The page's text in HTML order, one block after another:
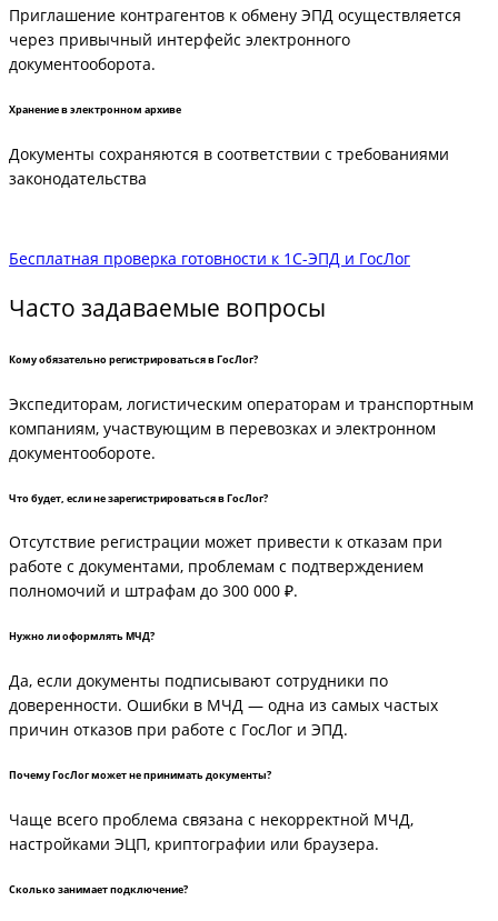
Приглашение контрагентов к обмену ЭПД осуществляется
через привычный интерфейс электронного
документооборота.
Хранение в электронном архиве
Документы сохраняются в соответствии с требованиями
законодательства
Бесплатная проверка готовности к 1С-ЭПД и ГосЛог
Часто задаваемые вопросы
Кому обязательно регистрироваться в ГосЛог?
Экспедиторам, логистическим операторам и транспортным
компаниям, участвующим в перевозках и электронном
документообороте.
Что будет, если не зарегистрироваться в ГосЛог?
Отсутствие регистрации может привести к отказам при
работе с документами, проблемам с подтверждением
полномочий и штрафам до 300 000 ₽.
Нужно ли оформлять МЧД?
Да, если документы подписывают сотрудники по
доверенности. Ошибки в МЧД — одна из самых частых
причин отказов при работе с ГосЛог и ЭПД.
Почему ГосЛог может не принимать документы?
Чаще всего проблема связана с некорректной МЧД,
настройками ЭЦП, криптографии или браузера.
Сколько занимает подключение?